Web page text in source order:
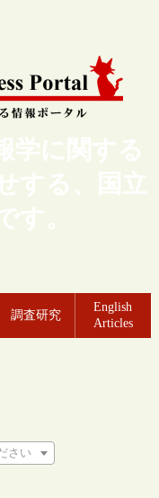
学に関する
する、国立
す。
調査研究
English
Articles
さい